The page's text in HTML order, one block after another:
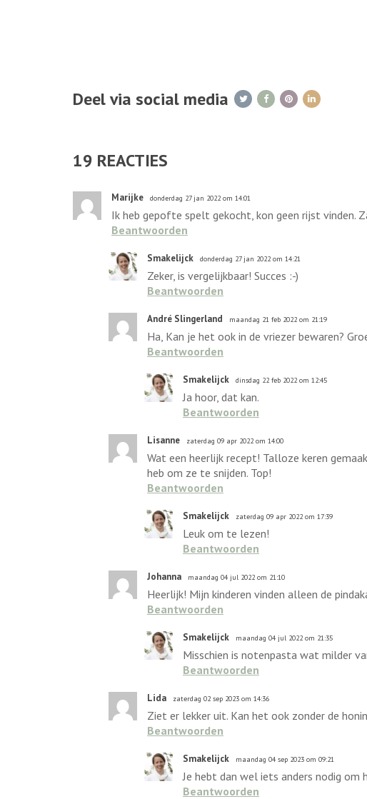
Deel via social media
19 REACTIES
Marijke donderdag 27 jan 2022 om 14:01
Ik heb gepofte spelt gekocht, kon geen rijst vinden.
Beantwoorden
Smakelijck donderdag 27 jan 2022 om 14:21
Zeker, is vergelijkbaar! Succes :-)
Beantwoorden
André Slingerland maandag 21 feb 2022 om 21:19
Ha, Kan je het ook in de vriezer bewaren?
Beantwoorden
Smakelijck dinsdag 22 feb 2022 om 12:45
Ja hoor, dat kan.
Beantwoorden
Lisanne zaterdag 09 apr 2022 om 14:00
Wat een heerlijk recept! Talloze keren
heb om ze te snijden. Top!
Beantwoorden
Smakelijck zaterdag 09 apr 2022 om 17:39
Leuk om te lezen!
Beantwoorden
Johanna maandag 04 jul 2022 om 21:10
Heerlijk! Mijn kinderen vinden alleen de
Beantwoorden
Smakelijck maandag 04 jul 2022 om 21:35
Misschien is notenpasta wat milder
Beantwoorden
Lida zaterdag 02 sep 2023 om 14:36
Ziet er lekker uit. Kan het ook zonder de
Beantwoorden
Smakelijck maandag 04 sep 2023 om 09:21
Je hebt dan wel iets anders nodig om
Beantwoorden